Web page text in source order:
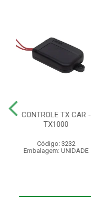
CONTROLE TX CAR -
TX1000
Código: 3232
Embalagem: UNIDADE